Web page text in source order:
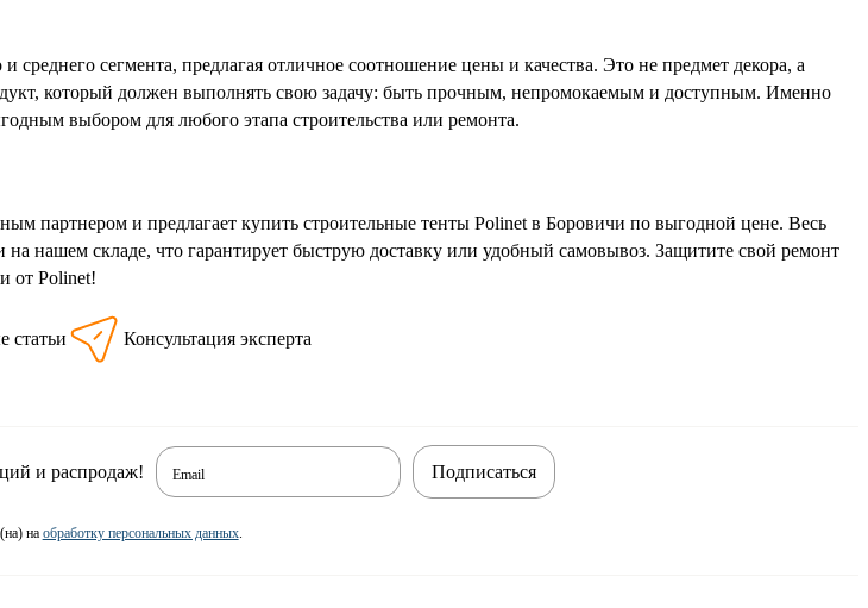
сегмента, предлагая отличное соотношение цены и качества. Это не предмет декора, а
который должен выполнять свою задачу: быть прочным, непромокаемым и доступным. Именно
выбором для любого этапа строительства или ремонта.
партнером и предлагает купить строительные тенты Polinet в Боровичи по выгодной цене. Весь
на нашем складе, что гарантирует быструю доставку или удобный самовывоз. Защитите свой ремонт
от Polinet!
статьи Консультация эксперта
и распродаж! Email
на обработку персональных данных.
Подписаться